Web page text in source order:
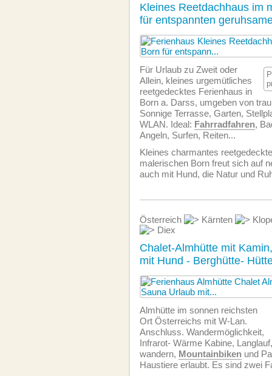
Kleines Reetdachhaus im
für entspannten
Für Urlaub zu Zweit oder
Allein, kleines urgemütliches
reetgedecktes Ferienhaus in
Born a. Darss, umgeben von
Sonnige Terrasse, Garten,
WLAN. Ideal: Fahrradfahren,
Angeln, Surfen, Reiten...
Kleines charmantes
malerischen Born freut sich auf
auch mit Hund, die Natur und
Österreich Kärnten
Diex
Chalet-Almhütte mit
mit Hund - Berghütte-
Almhütte im sonnen reichsten
Ort Österreichs mit W-Lan.
Anschluss. Wandermöglichkeit,
Infrarot- Wärme Kabine,
wandern, Mountainbiken und
Haustiere erlaubt. Es sind zwei